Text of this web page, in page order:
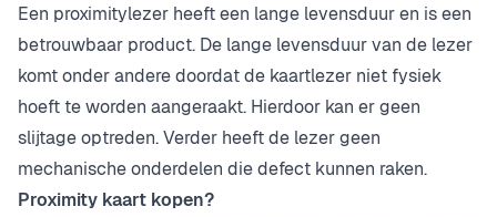
Een proximitylezer heeft een lange levensduur en is een
betrouwbaar product. De lange levensduur van de lezer
komt onder andere doordat de kaartlezer niet fysiek
hoeft te worden aangeraakt. Hierdoor kan er geen
slijtage optreden. Verder heeft de lezer geen
mechanische onderdelen die defect kunnen raken.
Proximity kaart kopen?